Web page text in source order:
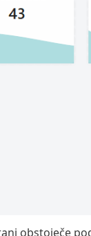
obstoječe